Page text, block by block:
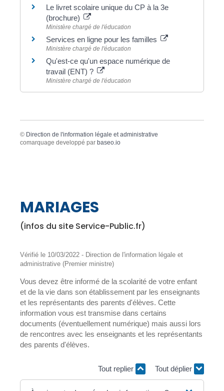
Le livret scolaire unique du CP à la 3e
(brochure)
Ministère chargé de l'éducation
Services en ligne pour les familles
Ministère chargé de l'éducation
Qu'est-ce qu'un espace numérique de
travail (ENT) ?
Ministère chargé de l'éducation
© Direction de l'information légale et administrative
comarquage developpé par baseo.io
MARIAGES
(infos du site Service-Public.fr)
Vérifié le 10/03/2022 - Direction de l'information légale et
administrative (Premier ministre)
Vous devez être informé de la scolarité de votre enfant
et de la vie dans son établissement par les enseignants
et les représentants des parents d'élèves. Cette
information vous est transmise dans certains
documents (éventuellement numérique) mais aussi lors
de rencontres avec les enseignants et les représentants
des parents d'élèves.
Tout replier Tout déplier